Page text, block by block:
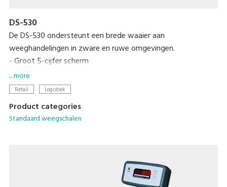
DS-530
De DS-530 ondersteunt een brede waaier aan
weeghandelingen in zware en ruwe omgevingen.
- Groot 5-cijfer scherm
- Meer dan 200 uur continu gebruik via 6 C batterijen.
... more
Retail Logistiek
Product categories
Standaard weegschalen